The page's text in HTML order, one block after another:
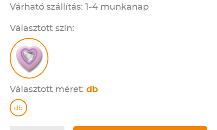
Várható szállítás: 1-4 munkanap
Választott szín:
Választott méret: db
db